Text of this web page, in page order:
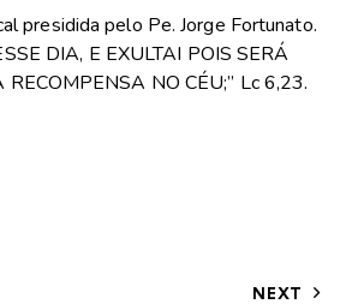
presidida pelo Pe. Jorge Fortunato.
DIA, E EXULTAI POIS SERÁ
NO CÉU;” Lc 6,23.
NEXT